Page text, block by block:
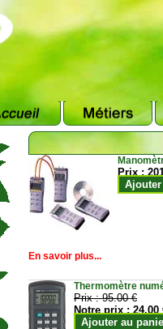
Prix :
En savoir plus...
Thermomètre
Prix :95.00 €
Notre prix :24.00
Ajouter au